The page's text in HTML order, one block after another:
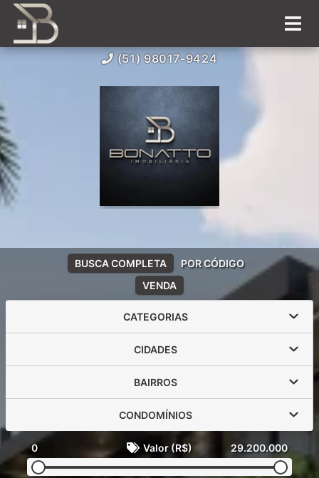
(51) 98017-9424
VENDA
BUSCA COMPLETA POR CÓDIGO
CATEGORIAS
CIDADES
BAIRROS
CONDOMÍNIOS
0 Valor (R$) 29.200.000